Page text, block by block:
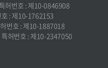
특허번호 : 제10-0846908
호 : 제10-1762153
번호 : 제10-1887018
특허번호 : 제10-2347050